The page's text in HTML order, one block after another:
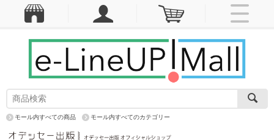
モール内すべての商品 モール内すべてのカテゴリー